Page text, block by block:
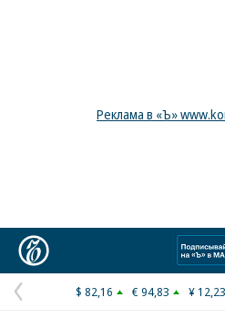
Реклама в «Ъ»
Предыдущая
$ 82,16 € 94,83 ¥ 12,23